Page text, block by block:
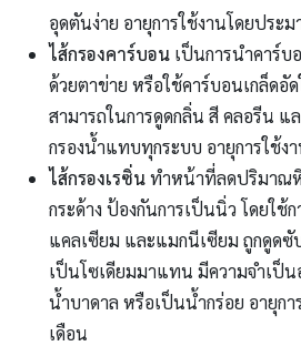
อุดตันง่าย อายุการใช้งานโดยประ
ไส้กรองคาร์บอน เป็นการนำคาร์
ด้วยตาข่าย หรือใช้คาร์บอนเกล็ดอั
สามารถในการดูดกลิ่น สี คลอรีน แ
กรองน้ำแทบทุกระบบ อายุการใช้ง
ไส้กรองเรซิ่นทำหน้าที่ลดปริมาณ
กระด้าง ป้องกันการเป็นนิ่ว โดยใช้
แคลเซียม และแมกนีเซียม ถูกดูดซั
เป็นโซเดียมมาแทน มีความจำเป็
น้ำบาดาล หรือเป็นน้ำกร่อย อายุก
เดือน